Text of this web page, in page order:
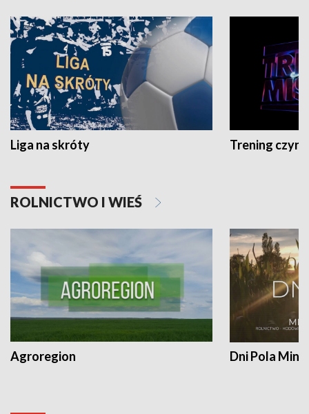
Liga na skróty Trening czyni
ROLNICTWO I WIEŚ
Agroregion Dni Pola